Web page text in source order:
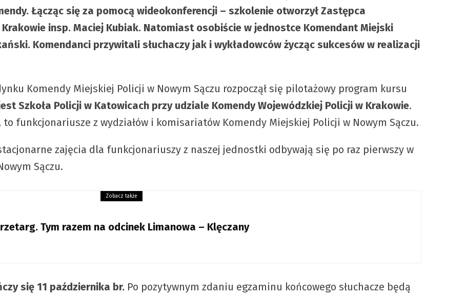
Łącząc się za pomocą wideokonferencji – szkolenie otworzył Zastępca
insp. Maciej Kubiak. Natomiast osobiście w jednostce Komendant Miejski
Komendanci przywitali słuchaczy jak i wykładowców życząc sukcesów w realizacji
Komendy Miejskiej Policji w Nowym Sączu rozpoczął się pilotażowy program kursu
Szkoła Policji w Katowicach przy udziale Komendy Wojewódzkiej Policji w Krakowie.
to funkcjonariusze z wydziałów i komisariatów Komendy Miejskiej Policji w Nowym Sączu.
zajęcia dla funkcjonariuszy z naszej jednostki odbywają się po raz pierwszy w
Sączu.
Zobacz także
Tym razem na odcinek Limanowa – Klęczany
się 11 października br. Po pozytywnym zdaniu egzaminu końcowego słuchacze będą